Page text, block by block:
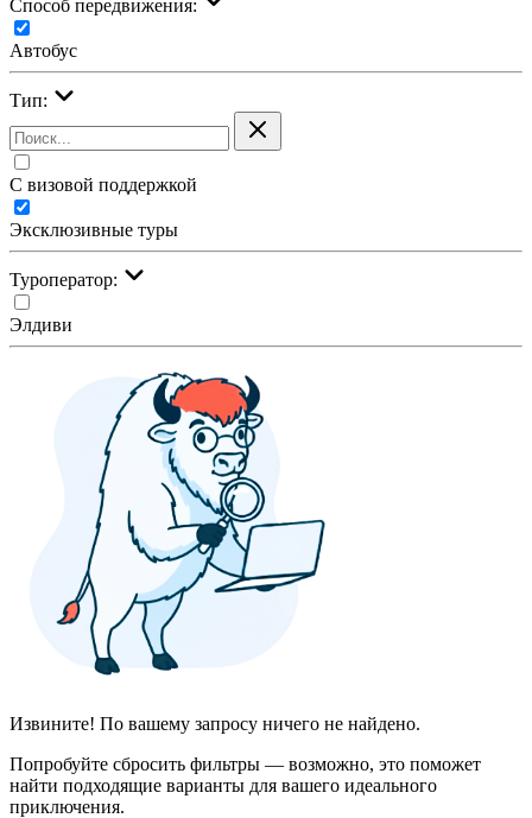
Cпособ передвижения:
Автобус
Тип:
С визовой поддержкой
Эксклюзивные туры
Туроператор:
Элдиви
Извините! По вашему запросу ничего не найдено.
Попробуйте сбросить фильтры — возможно, это поможет
найти подходящие варианты для вашего идеального
приключения.